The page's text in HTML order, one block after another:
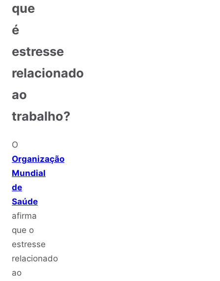
que
é
estresse
relacionado
ao
trabalho?
O
Organização
Mundial
de
Saúde
afirma
que o
estresse
relacionado
ao